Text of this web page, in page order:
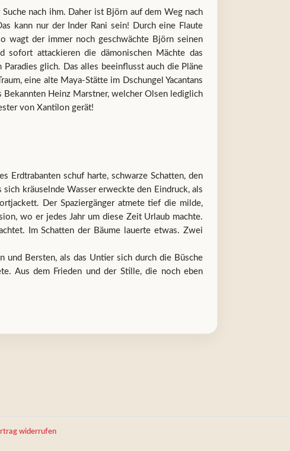
nach ihm. Daher ist Björn auf dem Weg nach
kann nur der Inder Rani sein! Durch eine Flaute
wagt der immer noch geschwächte Björn seinen
attackieren die dämonischen Mächte das
glich. Das alles beeinflusst auch die Pläne
eine alte Maya-Stätte im Dschungel Yacantans
Heinz Marstner, welcher Olsen lediglich
von Xantilon gerät!
schuf harte, schwarze Schatten, den
kräuselnde Wasser erweckte den Eindruck, als
Der Spaziergänger atmete tief die milde,
wo er jedes Jahr um diese Zeit Urlaub machte.
Im Schatten der Bäume lauerte etwas. Zwei
und Bersten, als das Untier sich durch die Büsche
Aus dem Frieden und der Stille, die noch eben
widerrufen